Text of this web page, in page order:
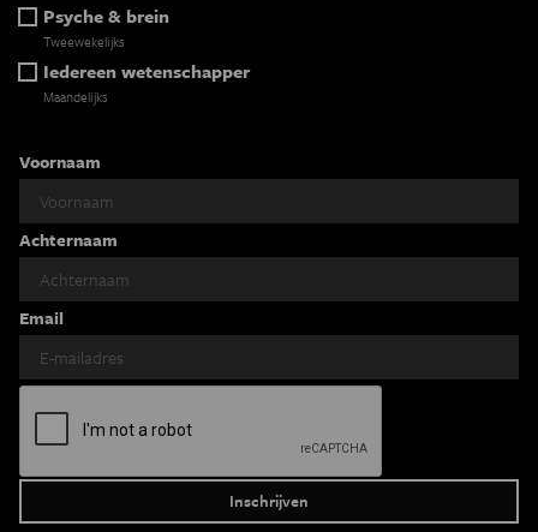
Psyche & brein
Tweewekelijks
Iedereen wetenschapper
Maandelijks
Voornaam
Achternaam
Email